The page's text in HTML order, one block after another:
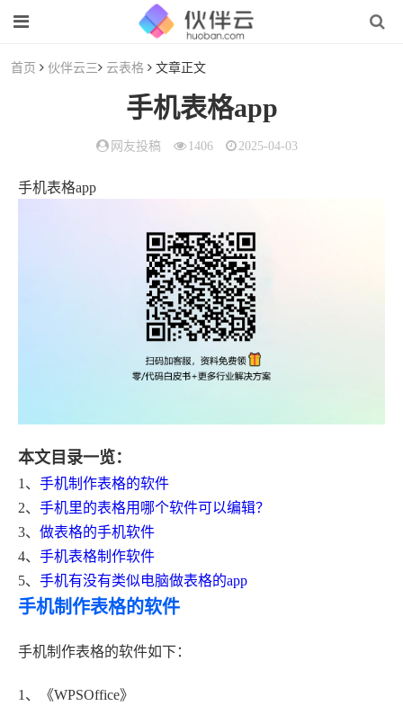
首页 伙伴云三 云表格 文章正文
手机表格app
网友投稿 1406 2025-04-03
手机表格app
本文目录一览：
1、 手机制作表格的软件
2、 手机里的表格用哪个软件可以编辑？
3、 做表格的手机软件
4、 手机表格制作软件
5、 手机有没有类似电脑做表格的app
手机制作表格的软件
手机制作表格的软件如下：
1、《WPSOffice》